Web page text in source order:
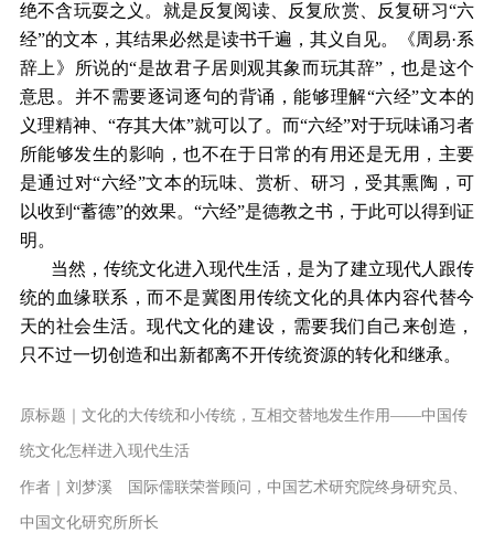
绝不含玩耍之义。就是反复阅读、反复欣赏、反复研习“六
经”的文本，其结果必然是读书千遍，其义自见。《周易·系
辞上》所说的“是故君子居则观其象而玩其辞”，也是这个
意思。并不需要逐词逐句的背诵，能够理解“六经”文本的
义理精神、“存其大体”就可以了。而“六经”对于玩味诵习者
所能够发生的影响，也不在于日常的有用还是无用，主要
是通过对“六经”文本的玩味、赏析、研习，受其熏陶，可
以收到“蓄德”的效果。“六经”是德教之书，于此可以得到证
明。
当然，传统文化进入现代生活，是为了建立现代人跟传
统的血缘联系，而不是冀图用传统文化的具体内容代替今
天的社会生活。现代文化的建设，需要我们自己来创造，
只不过一切创造和出新都离不开传统资源的转化和继承。
原标题｜文化的大传统和小传统，互相交替地发生作用——中国传
统文化怎样进入现代生活
作者｜刘梦溪 国际儒联荣誉顾问，中国艺术研究院终身研究员、
中国文化研究所所长